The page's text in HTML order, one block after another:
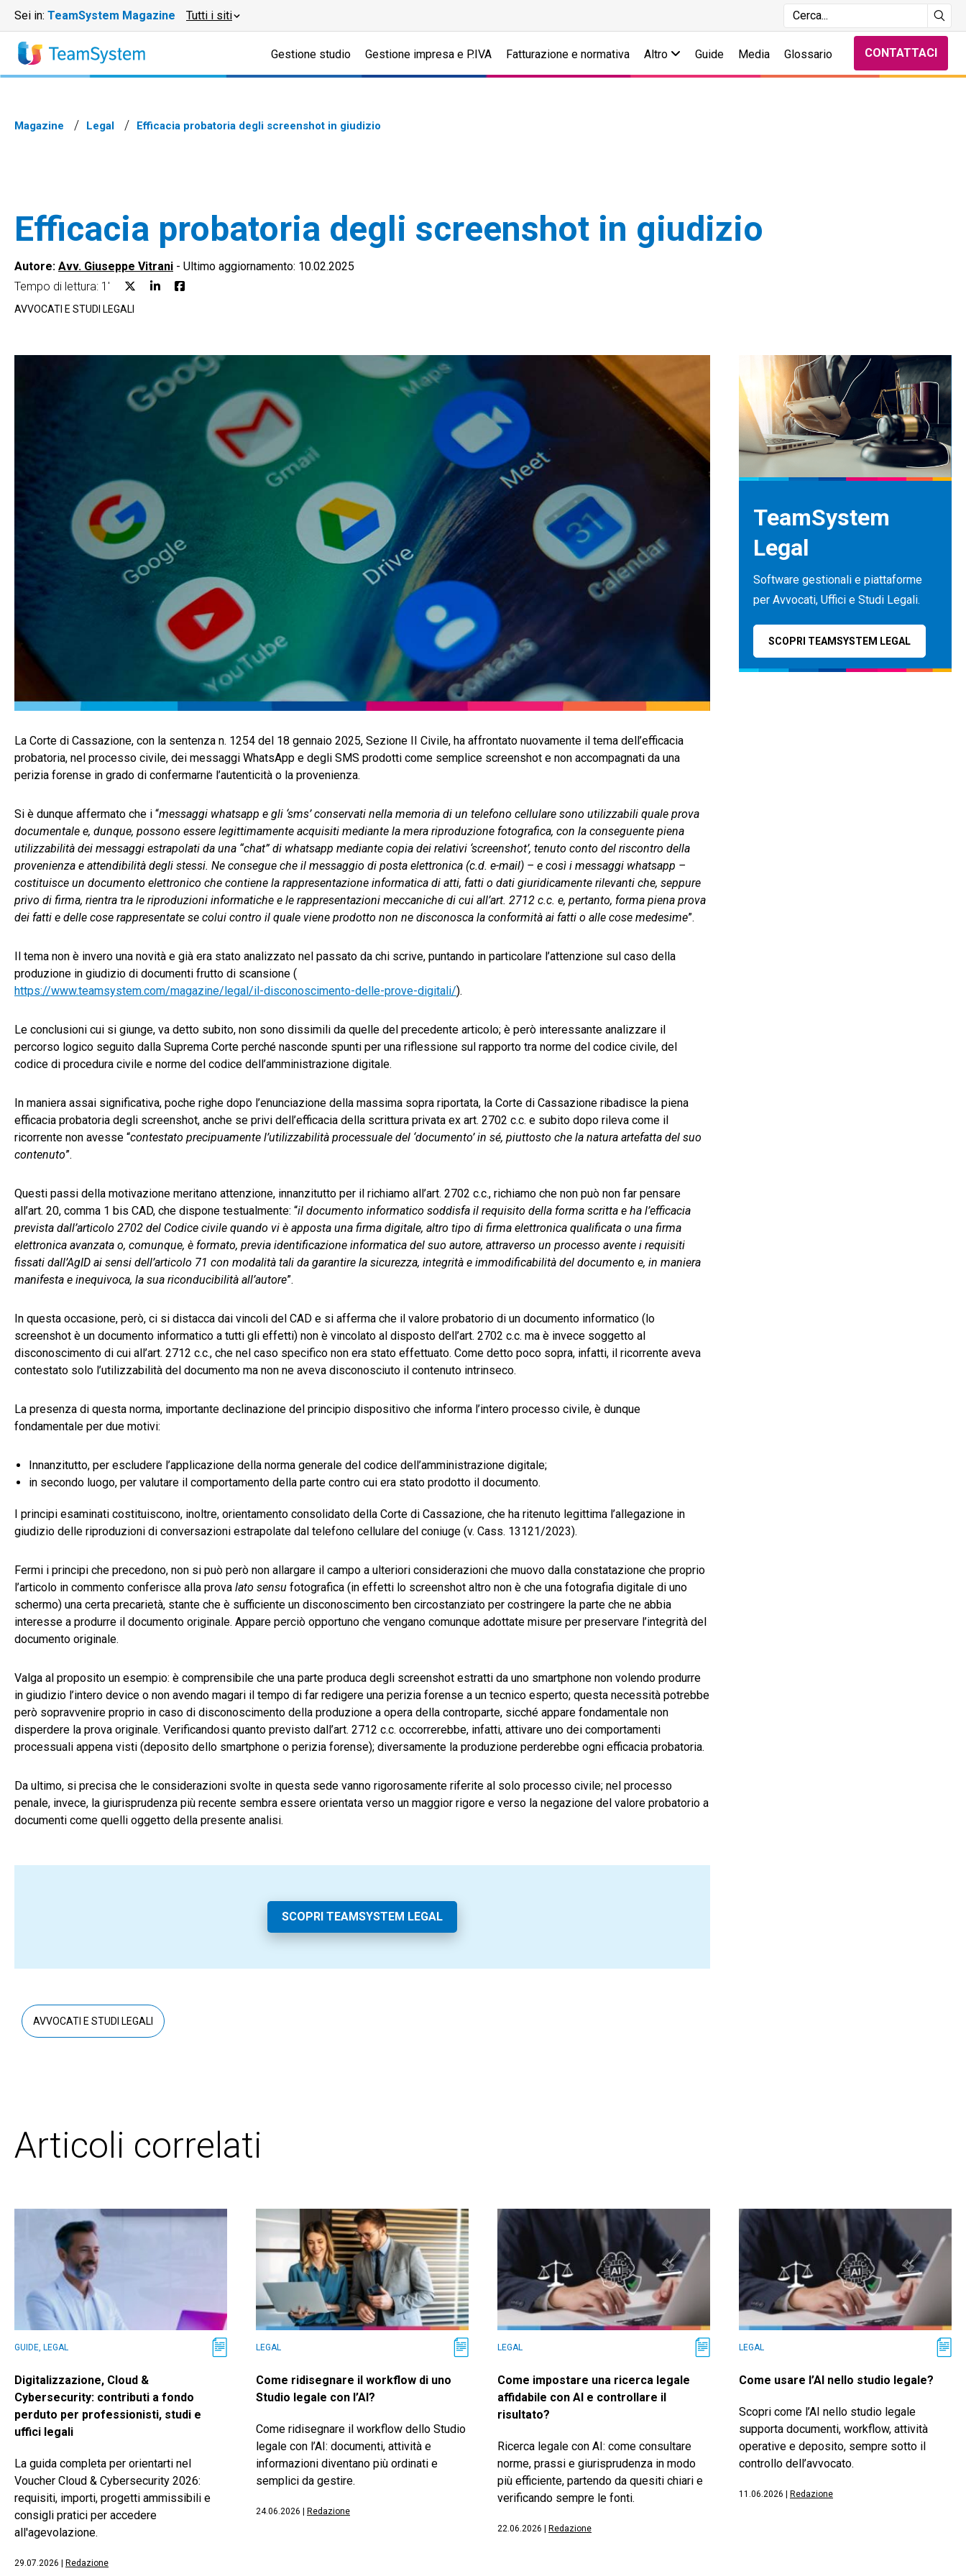
Sei in: TeamSystem Magazine Tutti i siti
Gestione studio Gestione impresa e P.IVA Fatturazione e normativa Altro Guide Media Glossario CONTATTACI
Magazine Legal Efficacia probatoria degli screenshot in giudizio
Efficacia probatoria degli screenshot in giudizio
Autore: Avv. Giuseppe Vitrani - Ultimo aggiornamento: 10.02.2025
Tempo di lettura: 1'
AVVOCATI E STUDI LEGALI
La Corte di Cassazione, con la sentenza n. 1254 del 18 gennaio 2025, Sezione II Civile, ha affrontato nuovamente il tema dell’efficacia
probatoria, nel processo civile, dei messaggi WhatsApp e degli SMS prodotti come semplice screenshot e non accompagnati da una
perizia forense in grado di confermarne l’autenticità o la provenienza.
Si è dunque affermato che i “messaggi whatsapp e gli ‘sms’ conservati nella memoria di un telefono cellulare sono utilizzabili quale prova
documentale e, dunque, possono essere legittimamente acquisiti mediante la mera riproduzione fotografica, con la conseguente piena
utilizzabilità dei messaggi estrapolati da una “chat” di whatsapp mediante copia dei relativi ‘screenshot’, tenuto conto del riscontro della
provenienza e attendibilità degli stessi. Ne consegue che il messaggio di posta elettronica (c.d. e-mail) – e così i messaggi whatsapp –
costituisce un documento elettronico che contiene la rappresentazione informatica di atti, fatti o dati giuridicamente rilevanti che, seppure
privo di firma, rientra tra le riproduzioni informatiche e le rappresentazioni meccaniche di cui all’art. 2712 c.c. e, pertanto, forma piena prova
dei fatti e delle cose rappresentate se colui contro il quale viene prodotto non ne disconosca la conformità ai fatti o alle cose medesime”.
Il tema non è invero una novità e già era stato analizzato nel passato da chi scrive, puntando in particolare l’attenzione sul caso della
produzione in giudizio di documenti frutto di scansione (
https://www.teamsystem.com/magazine/legal/il-disconoscimento-delle-prove-digitali/).
Le conclusioni cui si giunge, va detto subito, non sono dissimili da quelle del precedente articolo; è però interessante analizzare il
percorso logico seguito dalla Suprema Corte perché nasconde spunti per una riflessione sul rapporto tra norme del codice civile, del
codice di procedura civile e norme del codice dell’amministrazione digitale.
In maniera assai significativa, poche righe dopo l’enunciazione della massima sopra riportata, la Corte di Cassazione ribadisce la piena
efficacia probatoria degli screenshot, anche se privi dell’efficacia della scrittura privata ex art. 2702 c.c. e subito dopo rileva come il
ricorrente non avesse “contestato precipuamente l’utilizzabilità processuale del ‘documento’ in sé, piuttosto che la natura artefatta del suo
contenuto”.
Questi passi della motivazione meritano attenzione, innanzitutto per il richiamo all’art. 2702 c.c., richiamo che non può non far pensare
all’art. 20, comma 1 bis CAD, che dispone testualmente: “il documento informatico soddisfa il requisito della forma scritta e ha l’efficacia
prevista dall’articolo 2702 del Codice civile quando vi è apposta una firma digitale, altro tipo di firma elettronica qualificata o una firma
elettronica avanzata o, comunque, è formato, previa identificazione informatica del suo autore, attraverso un processo avente i requisiti
fissati dall’AgID ai sensi dell’articolo 71 con modalità tali da garantire la sicurezza, integrità e immodificabilità del documento e, in maniera
manifesta e inequivoca, la sua riconducibilità all’autore”.
In questa occasione, però, ci si distacca dai vincoli del CAD e si afferma che il valore probatorio di un documento informatico (lo
screenshot è un documento informatico a tutti gli effetti) non è vincolato al disposto dell’art. 2702 c.c. ma è invece soggetto al
disconoscimento di cui all’art. 2712 c.c., che nel caso specifico non era stato effettuato. Come detto poco sopra, infatti, il ricorrente aveva
contestato solo l’utilizzabilità del documento ma non ne aveva disconosciuto il contenuto intrinseco.
La presenza di questa norma, importante declinazione del principio dispositivo che informa l’intero processo civile, è dunque
fondamentale per due motivi:
Innanzitutto, per escludere l’applicazione della norma generale del codice dell’amministrazione digitale;
in secondo luogo, per valutare il comportamento della parte contro cui era stato prodotto il documento.
I principi esaminati costituiscono, inoltre, orientamento consolidato della Corte di Cassazione, che ha ritenuto legittima l’allegazione in
giudizio delle riproduzioni di conversazioni estrapolate dal telefono cellulare del coniuge (v. Cass. 13121/2023).
Fermi i principi che precedono, non si può però non allargare il campo a ulteriori considerazioni che muovo dalla constatazione che proprio
l’articolo in commento conferisce alla prova lato sensu fotografica (in effetti lo screenshot altro non è che una fotografia digitale di uno
schermo) una certa precarietà, stante che è sufficiente un disconoscimento ben circostanziato per costringere la parte che ne abbia
interesse a produrre il documento originale. Appare perciò opportuno che vengano comunque adottate misure per preservare l’integrità del
documento originale.
Valga al proposito un esempio: è comprensibile che una parte produca degli screenshot estratti da uno smartphone non volendo produrre
in giudizio l’intero device o non avendo magari il tempo di far redigere una perizia forense a un tecnico esperto; questa necessità potrebbe
però sopravvenire proprio in caso di disconoscimento della produzione a opera della controparte, sicché appare fondamentale non
disperdere la prova originale. Verificandosi quanto previsto dall’art. 2712 c.c. occorrerebbe, infatti, attivare uno dei comportamenti
processuali appena visti (deposito dello smartphone o perizia forense); diversamente la produzione perderebbe ogni efficacia probatoria.
Da ultimo, si precisa che le considerazioni svolte in questa sede vanno rigorosamente riferite al solo processo civile; nel processo
penale, invece, la giurisprudenza più recente sembra essere orientata verso un maggior rigore e verso la negazione del valore probatorio a
documenti come quelli oggetto della presente analisi.
SCOPRI TEAMSYSTEM LEGAL
AVVOCATI E STUDI LEGALI
TeamSystem
Legal
Software gestionali e piattaforme
per Avvocati, Uffici e Studi Legali.
SCOPRI TEAMSYSTEM LEGAL
Articoli correlati
GUIDE, LEGAL
Digitalizzazione, Cloud &
Cybersecurity: contributi a fondo
perduto per professionisti, studi e
uffici legali
La guida completa per orientarti nel
Voucher Cloud & Cybersecurity 2026:
requisiti, importi, progetti ammissibili e
consigli pratici per accedere
all'agevolazione.
29.07.2026 Redazione
LEGAL
Come ridisegnare il workflow di uno
Studio legale con l’AI?
Come ridisegnare il workflow dello Studio
legale con l’AI: documenti, attività e
informazioni diventano più ordinati e
semplici da gestire.
24.06.2026 Redazione
LEGAL
Come impostare una ricerca legale
affidabile con AI e controllare il
risultato?
Ricerca legale con AI: come consultare
norme, prassi e giurisprudenza in modo
più efficiente, partendo da quesiti chiari e
verificando sempre le fonti.
22.06.2026 Redazione
LEGAL
Come usare l’AI nello studio legale?
Scopri come l’AI nello studio legale
supporta documenti, workflow, attività
operative e deposito, sempre sotto il
controllo dell’avvocato.
11.06.2026 Redazione